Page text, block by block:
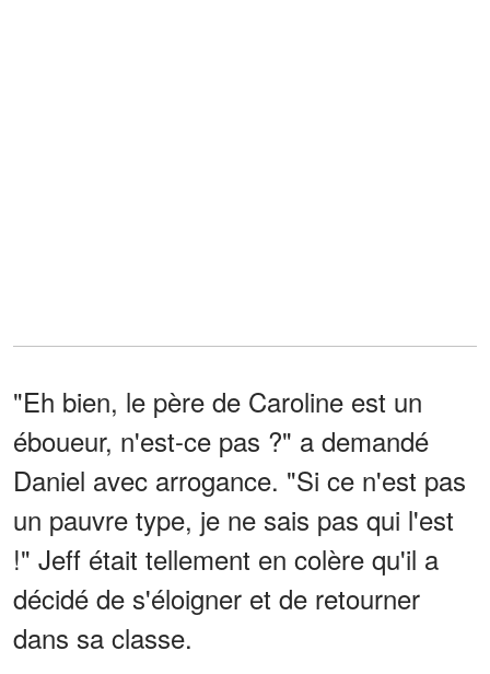
"Eh bien, le père de Caroline est un
éboueur, n'est-ce pas ?" a demandé
Daniel avec arrogance. "Si ce n'est pas
un pauvre type, je ne sais pas qui l'est
!" Jeff était tellement en colère qu'il a
décidé de s'éloigner et de retourner
dans sa classe.